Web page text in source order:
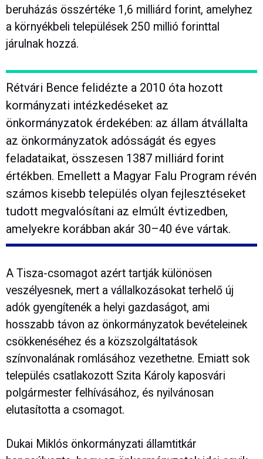
beruházás összértéke 1,6 milliárd forint, amelyhez
a környékbeli települések 250 millió forinttal
járulnak hozzá.
Rétvári Bence felidézte a 2010 óta hozott
kormányzati intézkedéseket az
önkormányzatok érdekében: az állam átvállalta
az önkormányzatok adósságát és egyes
feladataikat, összesen 1387 milliárd forint
értékben. Emellett a Magyar Falu Program révén
számos kisebb település olyan fejlesztéseket
tudott megvalósítani az elmúlt évtizedben,
amelyekre korábban akár 30–40 éve vártak.
A Tisza-csomagot azért tartják különösen
veszélyesnek, mert a vállalkozásokat terhelő új
adók gyengítenék a helyi gazdaságot, ami
hosszabb távon az önkormányzatok bevételeinek
csökkenéséhez és a közszolgáltatások
színvonalának romlásához vezethetne. Emiatt sok
település csatlakozott Szita Károly kaposvári
polgármester felhívásához, és nyilvánosan
elutasította a csomagot.
Dukai Miklós önkormányzati államtitkár